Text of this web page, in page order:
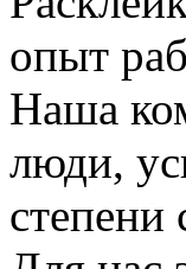
опыт
Наша
люди,
степени